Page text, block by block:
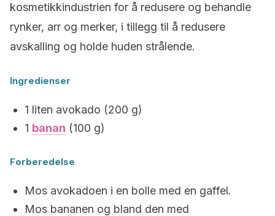
kosmetikkindustrien for å redusere og behandle
rynker, arr og merker, i tillegg til å redusere
avskalling og holde huden strålende.
Ingredienser
1 liten avokado (200 g)
1 banan (100 g)
Forberedelse
Mos avokadoen i en bolle med en gaffel.
Mos bananen og bland den med